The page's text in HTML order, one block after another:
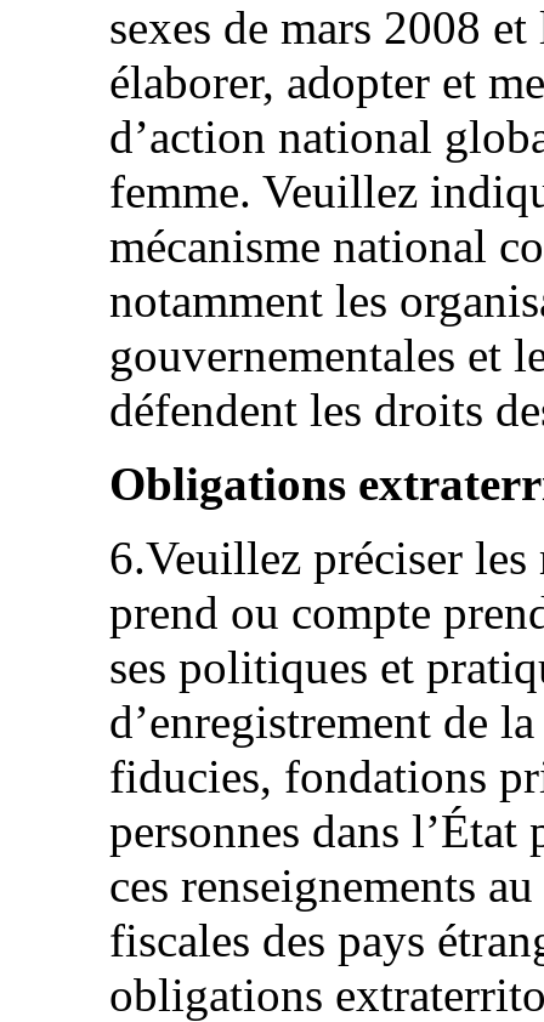
sexes de mars 2008
élaborer, adopter et
d’action national
femme. Veuillez
mécanisme national
notamment les
gouvernementales et
défendent les droits
Obligations
6.Veuillez préciser les
prend ou compte
ses politiques et
d’enregistrement de
fiducies, fondations
personnes dans
ces renseignements
fiscales des pays
obligations